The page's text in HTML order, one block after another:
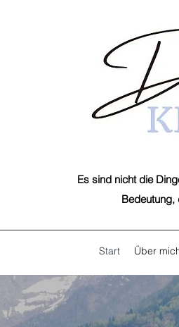
Es sind nicht die
Bedeutung,
Start Über